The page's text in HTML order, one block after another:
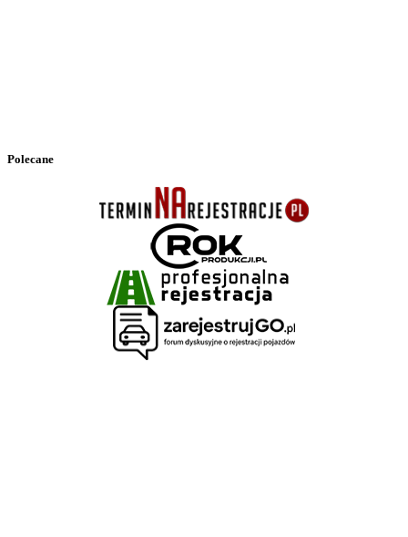
Polecane